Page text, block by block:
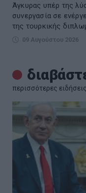
Άγκυρας υπέρ της
συνεργασία σε
της τουρκικής
09 Αυγούστου 2026
περισσότερες